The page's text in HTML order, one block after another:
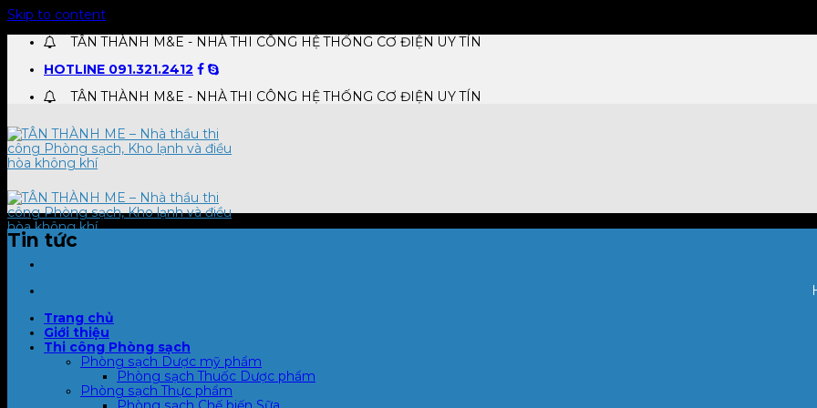
Skip to content
TÂN THÀNH M&E - NHÀ THI CÔNG HỆ THỐNG CƠ ĐIỆN UY TÍN
HOTLINE 091.321.2412
TÂN THÀNH M&E - NHÀ THI CÔNG HỆ THỐNG CƠ ĐIỆN UY TÍN
Trang chủ
Giới thiệu
Thi công Phòng sạch
Phòng sạch Dược mỹ phẩm
Phòng sạch Thuốc Dược phẩm
Phòng sạch Thực phẩm
Tin tức